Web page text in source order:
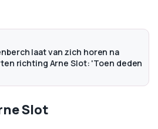
laat van zich horen na
richting Arne Slot: 'Toen deden
Slot